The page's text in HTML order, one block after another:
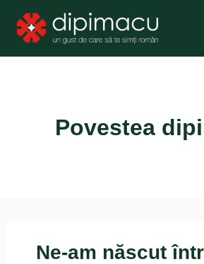
content
Povestea
Ne-am născut